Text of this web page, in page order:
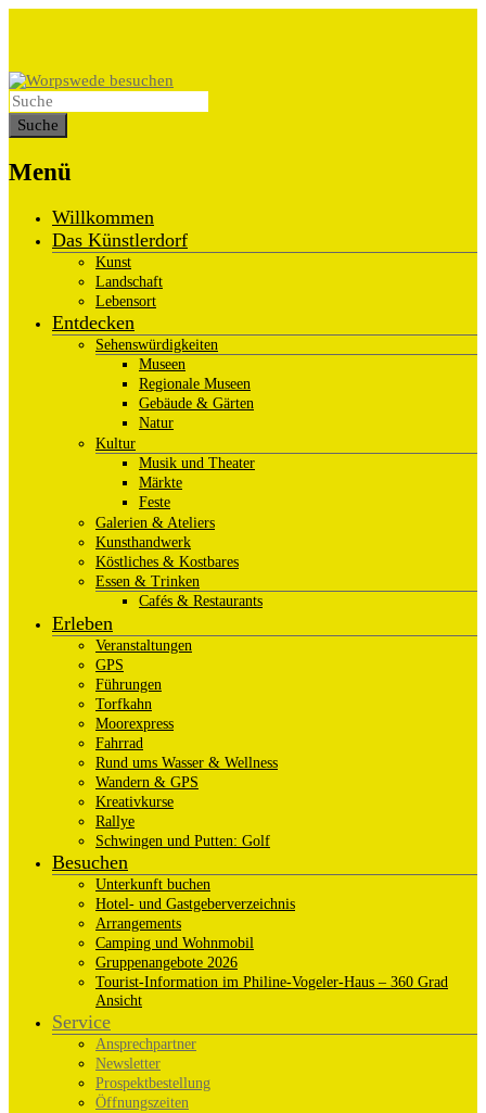
Menü
Willkommen
Das Künstlerdorf
Kunst
Landschaft
Lebensort
Entdecken
Sehenswürdigkeiten
Museen
Regionale Museen
Gebäude & Gärten
Natur
Kultur
Musik und Theater
Märkte
Feste
Galerien & Ateliers
Kunsthandwerk
Köstliches & Kostbares
Essen & Trinken
Cafés & Restaurants
Erleben
Veranstaltungen
GPS
Führungen
Torfkahn
Moorexpress
Fahrrad
Rund ums Wasser & Wellness
Wandern & GPS
Kreativkurse
Rallye
Schwingen und Putten: Golf
Besuchen
Unterkunft buchen
Hotel- und Gastgeberverzeichnis
Arrangements
Camping und Wohnmobil
Gruppenangebote 2026
Tourist-Information im Philine-Vogeler-Haus – 360 Grad
Ansicht
Service
Ansprechpartner
Newsletter
Prospektbestellung
Öffnungszeiten